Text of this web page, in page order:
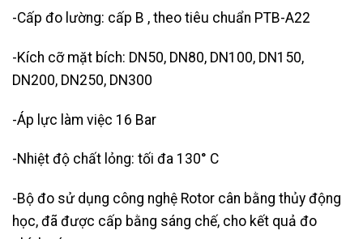
-Cấp đo lường: cấp B , theo tiêu chuẩn PTB-A22
-Kích cỡ mặt bích: DN50, DN80, DN100, DN150,
DN200, DN250, DN300
-Áp lực làm việc 16 Bar
-Nhiệt độ chất lỏng: tối đa 130° C
-Bộ đo sử dụng công nghệ Rotor cân bằng thủy động
học, đã được cấp bằng sáng chế, cho kết quả đo